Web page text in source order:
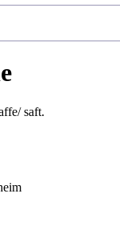
saft.